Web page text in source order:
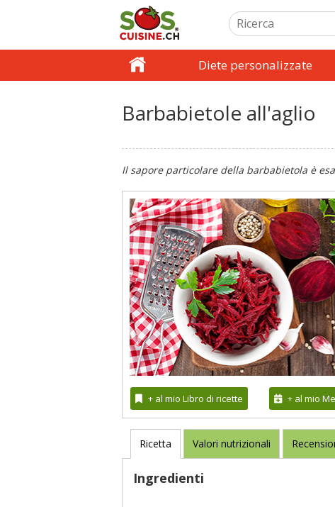
Diete personalizzate
Barbabietole all'aglio
Il sapore particolare della barbabietola è
+ al mio Libro di ricette + al mio
Ricetta Valori nutrizionali
Ingredienti